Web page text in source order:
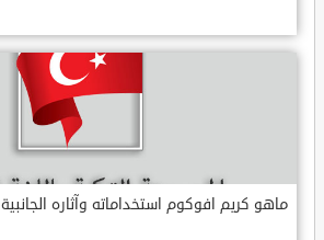
ماهو كريم افوكوم استخداماته وآثاره الجانبية